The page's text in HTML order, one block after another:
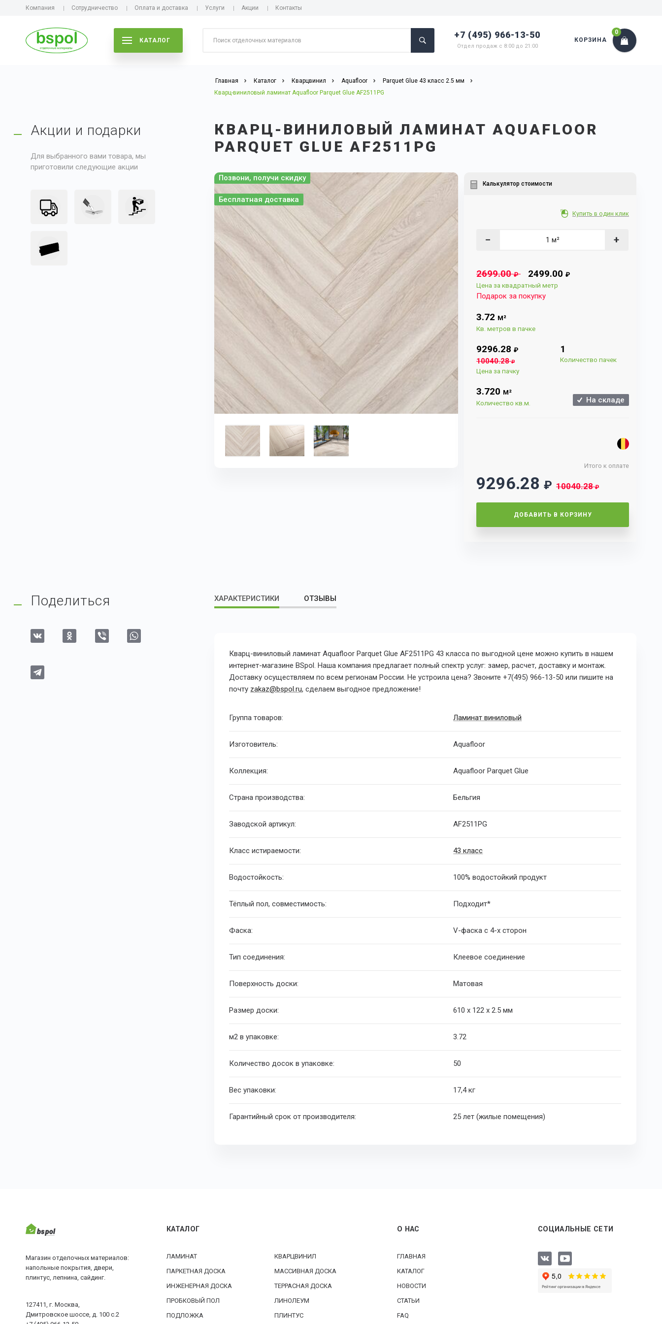
Компания Сотрудничество Оплата и доставка Услуги Акции Контакты
КАТАЛОГ
+7 (495) 966-13-50
Отдел продаж с 8:00 до 21:00
КОРЗИНА
0
Главная Каталог Кварцвинил Aquafloor
Parquet Glue 43 класс 2.5 мм
Кварц-виниловый ламинат Aquafloor Parquet Glue AF2511PG
КВАРЦ-ВИНИЛОВЫЙ ЛАМИНАТ AQUAFLOOR
PARQUET GLUE AF2511PG
Позвони, получи скидку
Бесплатная доставка
Калькулятор стоимости
Купить в один клик
− +
2699.00 ₽ 2499.00 ₽
Цена за квадратный метр
Подарок за покупку
3.72 М²
Кв. метров в пачке
9296.28 ₽
10040.28₽
Цена за пачку
1
Количество пачек
3.720 М²
Количество кв.м. На складе
Итого к оплате
9296.28 ₽ 10040.28₽
ДОБАВИТЬ В КОРЗИНУ
Акции и подарки
Для выбранного вами товара, мы
приготовили следующие акции
ХАРАКТЕРИСТИКИ ОТЗЫВЫ
Кварц-виниловый ламинат Aquafloor Parquet Glue AF2511PG 43 класса по выгодной цене можно купить в нашем
интернет-магазине BSpol. Наша компания предлагает полный спектр услуг: замер, расчет, доставку и монтаж.
Доставку осуществляем по всем регионам России. Не устроила цена? Звоните +7(495) 966-13-50 или пишите на
почту zakaz@bspol.ru, сделаем выгодное предложение!
Группа товаров: Ламинат виниловый
Изготовитель: Aquafloor
Коллекция: Aquafloor Parquet Glue
Страна производства: Бельгия
Заводской артикул: AF2511PG
Класс истираемости: 43 класс
Водостойкость: 100% водостойкий продукт
Тёплый пол, совместимость: Подходит*
Фаска: V-фаска с 4-х сторон
Тип соединения: Клеевое соединение
Поверхность доски: Матовая
Размер доски: 610 х 122 х 2.5 мм
м2 в упаковке: 3.72
Количество досок в упаковке: 50
Вес упаковки: 17,4 кг
Гарантийный срок от производителя: 25 лет (жилые помещения)
Поделиться
Магазин отделочных материалов:
напольные покрытия, двери,
плинтус, лепнина, сайдинг.
127411, г. Москва,
Дмитровское шоссе, д. 100 с.2
КАТАЛОГ
ЛАМИНАТ
КВАРЦВИНИЛ
ПАРКЕТНАЯ ДОСКА
МАССИВНАЯ ДОСКА
ИНЖЕНЕРНАЯ ДОСКА
ТЕРРАСНАЯ ДОСКА
ПРОБКОВЫЙ ПОЛ
ЛИНОЛЕУМ
ПОДЛОЖКА
ПЛИНТУС
О НАС
ГЛАВНАЯ
КАТАЛОГ
НОВОСТИ
СТАТЬИ
FAQ
СОЦИАЛЬНЫЕ СЕТИ